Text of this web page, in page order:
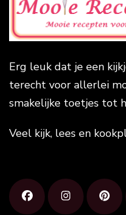
Erg leuk dat je een
terecht voor allerlei
smakelijke toetjes tot
Veel kijk, lees en